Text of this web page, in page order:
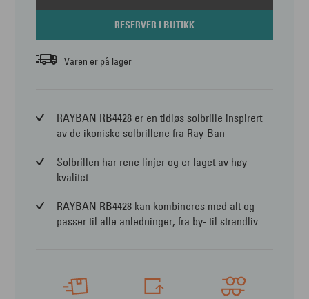
RESERVER I BUTIKK
Varen er på lager
RAYBAN RB4428 er en tidløs solbrille inspirert
av de ikoniske solbrillene fra Ray-Ban
Solbrillen har rene linjer og er laget av høy
kvalitet
RAYBAN RB4428 kan kombineres med alt og
passer til alle anledninger, fra by- til strandliv